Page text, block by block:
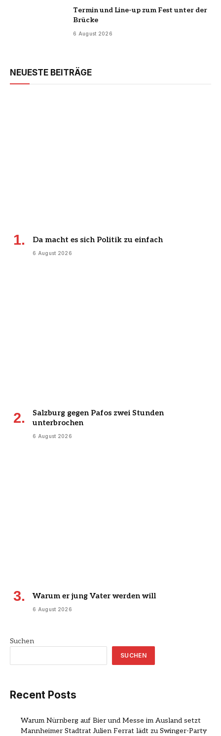
Termin und Line-up zum Fest unter der
Brücke
6 August 2026
NEUESTE BEITRÄGE
Da macht es sich Politik zu einfach
6 August 2026
Salzburg gegen Pafos zwei Stunden
unterbrochen
6 August 2026
Warum er jung Vater werden will
6 August 2026
Suchen
SUCHEN
Recent Posts
Warum Nürnberg auf Bier und Messe im Ausland setzt
Mannheimer Stadtrat Julien Ferrat lädt zu Swinger-Party